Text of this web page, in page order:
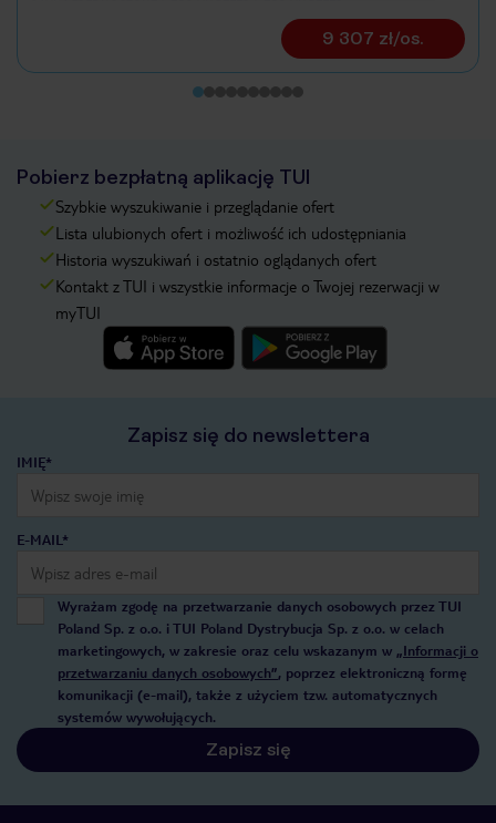
9 307 zł/os.
Pobierz bezpłatną aplikację TUI
Szybkie wyszukiwanie i przeglądanie ofert
Lista ulubionych ofert i możliwość ich udostępniania
Historia wyszukiwań i ostatnio oglądanych ofert
Kontakt z TUI i wszystkie informacje o Twojej rezerwacji w
myTUI
Zapisz się do newslettera
IMIĘ*
E-MAIL*
Wyrażam zgodę na przetwarzanie danych osobowych przez TUI
Poland Sp. z o.o. i TUI Poland Dystrybucja Sp. z o.o. w celach
marketingowych, w zakresie oraz celu wskazanym w „Informacji o
przetwarzaniu danych osobowych”, poprzez elektroniczną formę
komunikacji (e-mail), także z użyciem tzw. automatycznych
systemów wywołujących.
Zapisz się